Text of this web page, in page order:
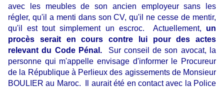
avec les meubles de son ancien employeur sans les
régler, qu'il a menti dans son CV, qu'il ne cesse de mentir,
qu'il est tout simplement un escroc. Actuellement, un
procès serait en cours contre lui pour des actes
relevant du Code Pénal.
Sur conseil de son avocat, la
personne qui m'appelle envisage d'informer le Procureur
de la République à Perlieux des agissements de Monsieur
BOULIER au Maroc. Il aurait été en contact avec la Police